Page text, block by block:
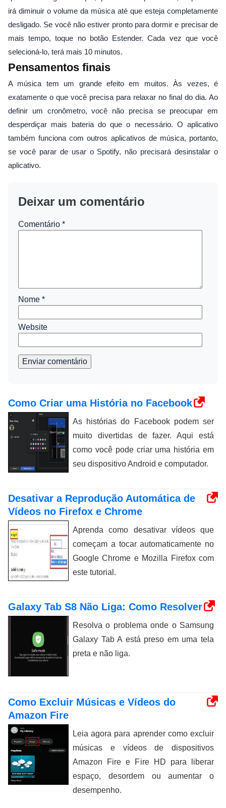
irá diminuir o volume da música até que esteja completamente
desligado. Se você não estiver pronto para dormir e precisar de
mais tempo, toque no botão Estender. Cada vez que você
selecioná-lo, terá mais 10 minutos.
Pensamentos finais
A música tem um grande efeito em muitos. Às vezes, é
exatamente o que você precisa para relaxar no final do dia. Ao
definir um cronômetro, você não precisa se preocupar em
desperdiçar mais bateria do que o necessário. O aplicativo
também funciona com outros aplicativos de música, portanto,
se você parar de usar o Spotify, não precisará desinstalar o
aplicativo.
Deixar um comentário
Comentário *
Nome *
Website
Enviar comentário
Como Criar uma História no Facebook
As histórias do Facebook podem ser
muito divertidas de fazer. Aqui está
como você pode criar uma história em
seu dispositivo Android e computador.
Desativar a Reprodução Automática de
Vídeos no Firefox e Chrome
Aprenda como desativar vídeos que
começam a tocar automaticamente no
Google Chrome e Mozilla Firefox com
este tutorial.
Galaxy Tab S8 Não Liga: Como Resolver
Resolva o problema onde o Samsung
Galaxy Tab A está preso em uma tela
preta e não liga.
Como Excluir Músicas e Vídeos do
Amazon Fire
Leia agora para aprender como excluir
músicas e vídeos de dispositivos
Amazon Fire e Fire HD para liberar
espaço, desordem ou aumentar o
desempenho.